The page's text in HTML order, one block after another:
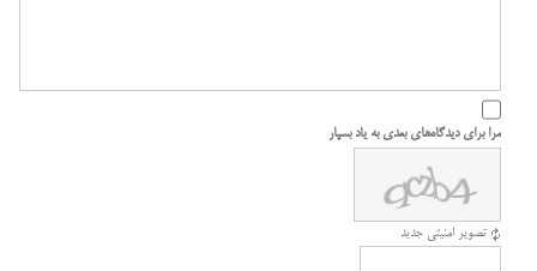
مرا برای دیدگاه‌های بعدی به یاد بسپار
تصویر امنیتی جدید